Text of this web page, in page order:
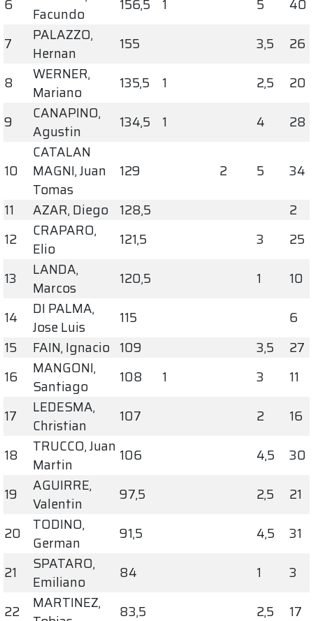
6
Facundo
156,5 1 5
40
7
PALAZZO,
Hernan
155 3,5
26
8
WERNER,
Mariano
135,5 1 2,5
20
9
CANAPINO,
Agustin
134,5 1 4 28
10
CATALAN
MAGNI, Juan
Tomas
129 2 5
34
11
AZAR, Diego 128,5
2
12
CRAPARO,
Elio
121,5 3
25
13
LANDA,
Marcos
120,5 1
10
14
DI PALMA,
Jose Luis
115
6
15
FAIN, Ignacio 109 3,5
27
16
MANGONI,
Santiago
108 1 3
11
17
LEDESMA,
Christian
107 2
16
18
TRUCCO, Juan
Martin
106 4,5
30
19
AGUIRRE,
Valentin
97,5 2,5
21
20
TODINO,
German
91,5 4,5
31
21
SPATARO,
Emiliano
84 1
3
22
MARTINEZ,
83,5 2,5 17